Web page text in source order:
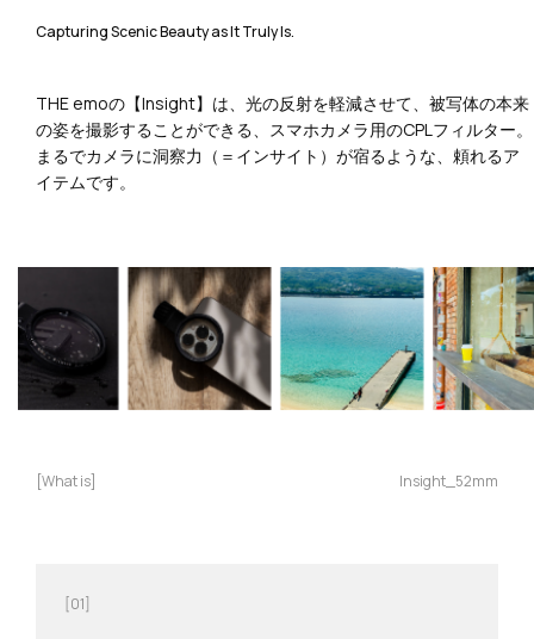
Capturing Scenic Beauty as It Truly Is.
THE emoの【Insight】は、光の反射を軽減させて、被写体の本来
の姿を撮影することができる、スマホカメラ用のCPLフィルター。
まるでカメラに洞察力（＝インサイト）が宿るような、頼れるア
イテムです。
[What is] Insight_52mm
[01]